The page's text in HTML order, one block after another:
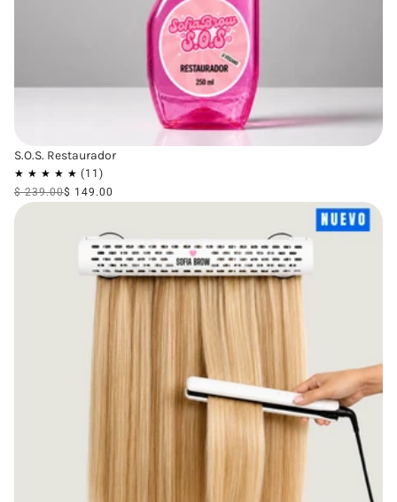
S.O.S. Restaurador
$ 239.00$ 149.00